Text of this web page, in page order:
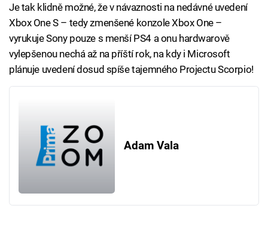
Je tak klidně možné, že v návaznosti na nedávné uvedení
Xbox One S – tedy zmenšené konzole Xbox One –
vyrukuje Sony pouze s menší PS4 a onu hardwarově
vylepšenou nechá až na příští rok, na kdy i Microsoft
plánuje uvedení dosud spíše tajemného Projectu Scorpio!
Adam Vala